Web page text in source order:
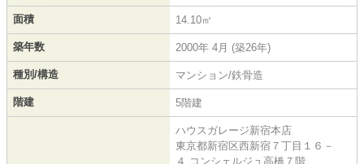
面積 14.10㎡
築年数 2000年 4月 (築26年)
種別/構造 マンション/鉄骨造
階建 5階建
ハウスガレージ新宿本店
東京都新宿区西新宿７丁目１６－
４ コンシェルジュ高橋７階